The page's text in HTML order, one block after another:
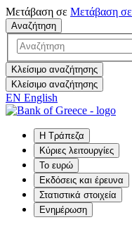
Μετάβαση σε Μετάβαση σε
Αναζήτηση
Κλείσιμο αναζήτησης
Κλείσιμο αναζήτησης
EN English
Η Τράπεζα
Κύριες λειτουργίες
Το ευρώ
Εκδόσεις και έρευνα
Στατιστικά στοιχεία
Ενημέρωση